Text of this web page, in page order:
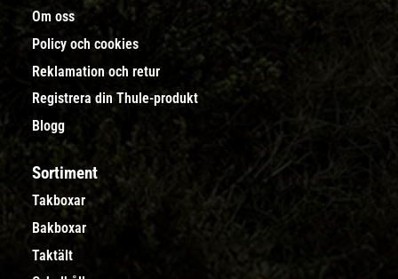
Om oss
Policy och cookies
Reklamation och retur
Registrera din Thule-produkt
Blogg
Sortiment
Takboxar
Bakboxar
Taktält